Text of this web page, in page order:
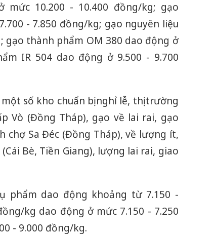
10.200 - 10.400 đồng/kg; gạo
- 7.850 đồng/kg; gạo nguyên liệu
gạo thành phẩm OM 380 dao động ở
IR 504 dao động ở 9.500 - 9.700
số kho chuẩn bị nghỉ lễ, thị trường
Vò (Đồng Tháp), gạo về lai rai, gạo
chợ Sa Đéc (Đồng Tháp), về lượng ít,
Bè, Tiền Giang), lượng lai rai, giao
phẩm dao động khoảng từ 7.150 -
kg dao động ở mức 7.150 - 7.250
- 9.000 đồng/kg.